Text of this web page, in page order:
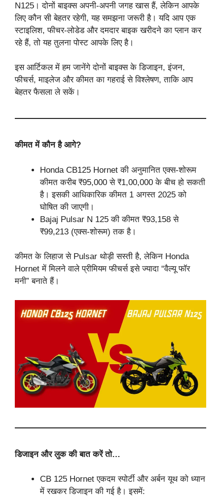
N125। दोनों बाइक्स अपनी-अपनी जगह खास हैं, लेकिन आपके
लिए कौन सी बेहतर रहेगी, यह समझना जरूरी है। यदि आप एक
स्टाइलिश, फीचर-लोडेड और दमदार बाइक खरीदने का प्लान कर
रहे हैं, तो यह तुलना पोस्ट आपके लिए है।
इस आर्टिकल में हम जानेंगे दोनों बाइक्स के डिजाइन, इंजन,
फीचर्स, माइलेज और कीमत का गहराई से विश्लेषण, ताकि आप
बेहतर फैसला ले सकें।
कीमत में कौन है आगे?
Honda CB125 Hornet की अनुमानित एक्स-शोरूम
कीमत करीब ₹95,000 से ₹1,00,000 के बीच हो सकती
है। इसकी आधिकारिक कीमत 1 अगस्त 2025 को
घोषित की जाएगी।
Bajaj Pulsar N 125 की कीमत ₹93,158 से
₹99,213 (एक्स-शोरूम) तक है।
कीमत के लिहाज से Pulsar थोड़ी सस्ती है, लेकिन Honda
Hornet में मिलने वाले प्रीमियम फीचर्स इसे ज्यादा “वैल्यू फॉर
मनी” बनाते हैं।
डिजाइन और लुक की बात करें तो…
CB 125 Hornet एकदम स्पोर्टी और अर्बन यूथ को ध्यान
में रखकर डिजाइन की गई है। इसमें: